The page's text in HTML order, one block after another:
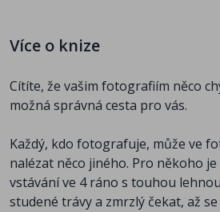
hektické práce ve studiu. Někoho
nových objektivů a jiný zase
kdo napíše, nebo se věnuje
mnoho velmi odlišných podob.
fotografují, se ale dříve nebo
přemýšlet o tom, proč vlastně
fotografie znamená.
Více o knize
Cítíte, že vašim fotografiím něco
možná správná cesta pro vás.
Každý, kdo fotografuje, může ve
nalézat něco jiného. Pro někoho
vstávání ve 4 ráno s touhou
studené trávy a zmrzlý čekat, až